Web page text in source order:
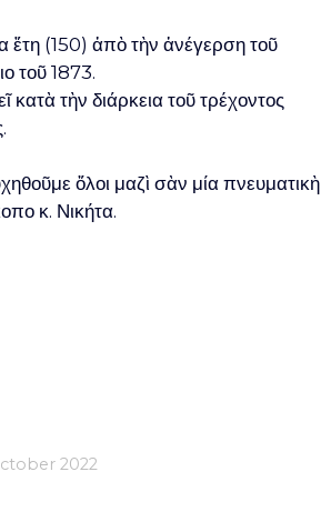
ἔτη (150) ἀπὸ τὴν ἀνέγερση τοῦ
τοῦ 1873.
κατὰ τὴν διάρκεια τοῦ τρέχοντος
ὅλοι μαζὶ σὰν μία πνευματικὴ
κ. Νικήτα.
2022